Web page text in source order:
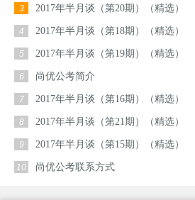
3 2017年半月谈（第20期）（精选）
4 2017年半月谈（第18期）（精选）
5 2017年半月谈（第19期）（精选）
6 尚优公考简介
7 2017年半月谈（第16期）（精选）
8 2017年半月谈（第21期）（精选）
9 2017年半月谈（第15期）（精选）
10 尚优公考联系方式